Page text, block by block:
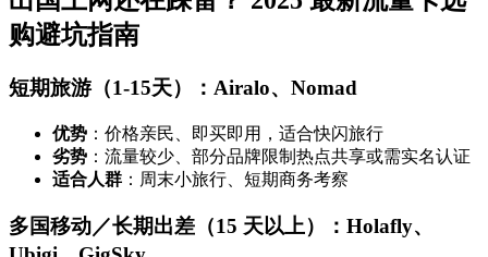
购避坑指南
短期旅游（1-15天）：Airalo、Nomad
优势 ：价格亲民、即买即用，适合快闪旅行
劣势 ：流量较少、部分品牌限制热点共享或需实名认证
适合人群 ：周末小旅行、短期商务考察
多国移动／长期出差（15 天以上）：Holafly、